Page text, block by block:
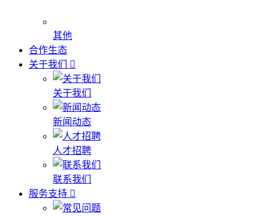
其他
合作生态
关于我们
关于我们
新闻动态
人才招聘
联系我们
服务支持